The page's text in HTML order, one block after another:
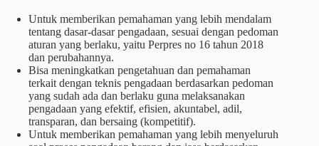
Untuk memberikan pemahaman yang lebih mendalam
tentang dasar-dasar pengadaan, sesuai dengan pedoman
aturan yang berlaku, yaitu Perpres no 16 tahun 2018
dan perubahannya.
Bisa meningkatkan pengetahuan dan pemahaman
terkait dengan teknis pengadaan berdasarkan pedoman
yang sudah ada dan berlaku guna melaksanakan
pengadaan yang efektif, efisien, akuntabel, adil,
transparan, dan bersaing (kompetitif).
Untuk memberikan pemahaman yang lebih menyeluruh